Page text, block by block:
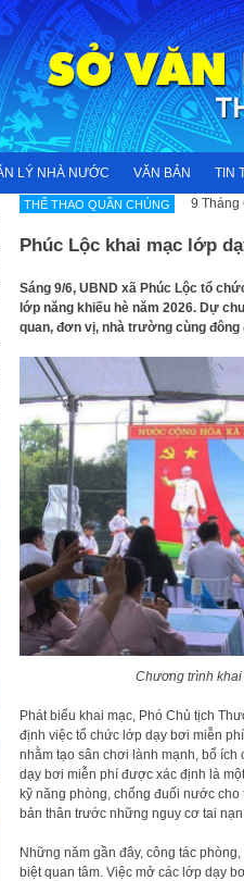
LÝ NHÀ NƯỚC VĂN BẢN TIN
THỂ THAO QUẦN CHÚNG 9 Tháng
Phúc Lộc khai mạc lớp
Sáng 9/6, UBND xã Phúc Lộc tổ
lớp năng khiếu hè năm 2026. Dự
quan, đơn vị, nhà trường cùng đông
Chương trình
Phát biểu khai mạc, Phó Chủ tịch
định việc tổ chức lớp dạy bơi miễn
nhằm tạo sân chơi lành mạnh, bổ
dạy bơi miễn phí được xác định là
kỹ năng phòng, chống đuối nước
bản thân trước những nguy cơ tai
Những năm gần đây, công tác
biệt quan tâm. Việc mở các lớp dạy